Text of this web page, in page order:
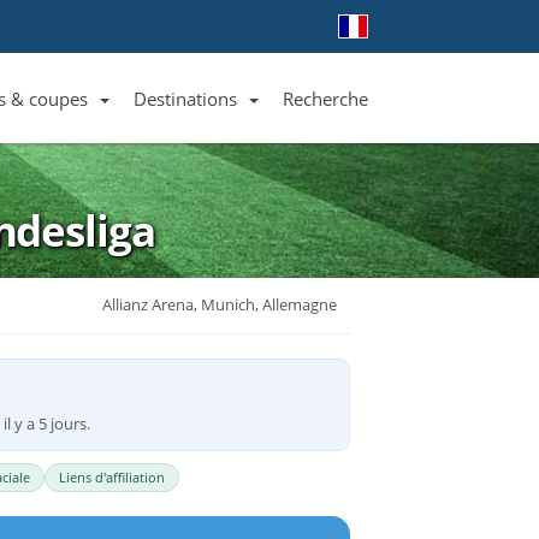
Liste des clubs et équipes
& coupes
Liste des ligues et coupes
Destinations
Toutes les destinations
Recherche
Allianz Arena, Munich, Allemagne
y a 5 jours.
Liens d'affiliation